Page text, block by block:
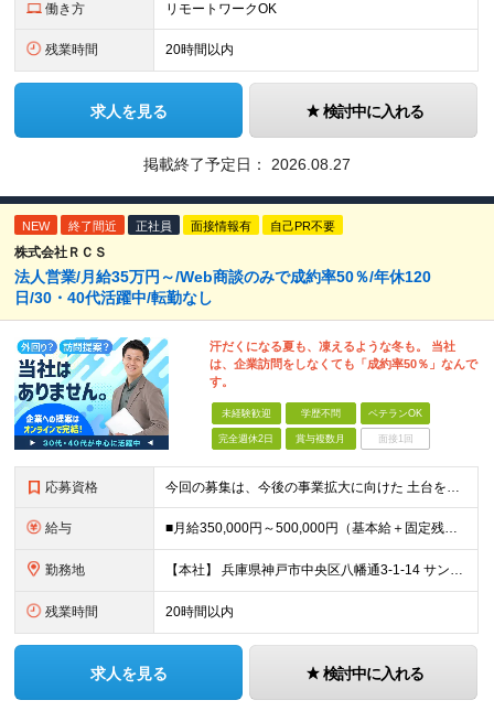
働き方 リモートワークOK
残業時間 20時間以内
求人を見る 検討中に入れる
掲載終了予定日： 2026.08.27
NEW 終了間近 正社員 面接情報有 自己PR不要
株式会社ＲＣＳ
法人営業/月給35万円～/Web商談のみで成約率50％/年休120
日/30・40代活躍中/転勤なし
汗だくになる夏も、凍えるような冬も。 当社
は、企業訪問をしなくても「成約率50％」なんで
す。
未経験歓迎 学歴不問 ベテランOK
完全週休2日 賞与複数月 面接1回
応募資格 今回の募集は、今後の事業拡大に向けた 土台を築いていくための"増員"募集です。 急な欠員や業務過多が理由の急募ではなく、 先を見据えた『育成前提』の採用なので、 少しでも興味があればぜひご応募くださ
給与 ■月給350,000円～500,000円（基本給＋固定残業代＋その他手当）＋インセンティブ ∟基本給268,400円～411,700円 固定残業代57,600円～88,300円（28時間分）
勤務地 【本社】 兵庫県神戸市中央区八幡通3-1-14 サンシポートビル6F ★転居を伴う転勤はありません ＜アクセス＞ ・海岸線「三宮・花時計前駅」より徒歩2分 ・阪神本線「神戸三宮駅」より徒歩6分 ・阪
残業時間 20時間以内
求人を見る 検討中に入れる